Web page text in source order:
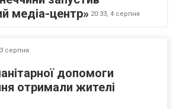
медіа-центр» 20:33, 4 серпня
3 серпня
допомоги
отримали жителі